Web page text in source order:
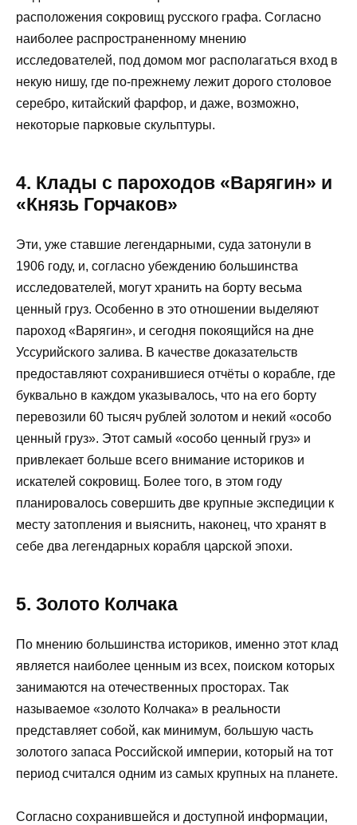
расположения сокровищ русского графа. Согласно
наиболее распространенному мнению
исследователей, под домом мог располагаться вход в
некую нишу, где по-прежнему лежит дорого столовое
серебро, китайский фарфор, и даже, возможно,
некоторые парковые скульптуры.
4. Клады с пароходов «Варягин» и
«Князь Горчаков»
Эти, уже ставшие легендарными, суда затонули в
1906 году, и, согласно убеждению большинства
исследователей, могут хранить на борту весьма
ценный груз. Особенно в это отношении выделяют
пароход «Варягин», и сегодня покоящийся на дне
Уссурийского залива. В качестве доказательств
предоставляют сохранившиеся отчёты о корабле, где
буквально в каждом указывалось, что на его борту
перевозили 60 тысяч рублей золотом и некий «особо
ценный груз». Этот самый «особо ценный груз» и
привлекает больше всего внимание историков и
искателей сокровищ. Более того, в этом году
планировалось совершить две крупные экспедиции к
месту затопления и выяснить, наконец, что хранят в
себе два легендарных корабля царской эпохи.
5. Золото Колчака
По мнению большинства историков, именно этот клад
является наиболее ценным из всех, поиском которых
занимаются на отечественных просторах. Так
называемое «золото Колчака» в реальности
представляет собой, как минимум, большую часть
золотого запаса Российской империи, который на тот
период считался одним из самых крупных на планете.
Согласно сохранившейся и доступной информации,